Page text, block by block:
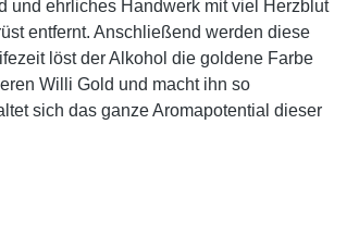
und ehrliches Handwerk mit viel Herzblut
entfernt. Anschließend werden diese
löst der Alkohol die goldene Farbe
Willi Gold und macht ihn so
sich das ganze Aromapotential dieser